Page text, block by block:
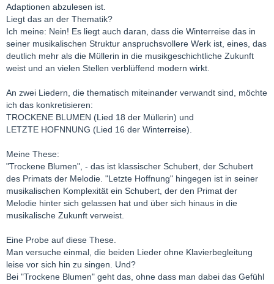
Adaptionen abzulesen ist.
Liegt das an der Thematik?
Ich meine: Nein! Es liegt auch daran, dass die Winterreise das in
seiner musikalischen Struktur anspruchsvollere Werk ist, eines, das
deutlich mehr als die Müllerin in die musikgeschichtliche Zukunft
weist und an vielen Stellen verblüffend modern wirkt.
An zwei Liedern, die thematisch miteinander verwandt sind, möchte
ich das konkretisieren:
TROCKENE BLUMEN (Lied 18 der Müllerin) und
LETZTE HOFNNUNG (Lied 16 der Winterreise).
Meine These:
"Trockene Blumen", - das ist klassischer Schubert, der Schubert
des Primats der Melodie. "Letzte Hoffnung" hingegen ist in seiner
musikalischen Komplexität ein Schubert, der den Primat der
Melodie hinter sich gelassen hat und über sich hinaus in die
musikalische Zukunft verweist.
Eine Probe auf diese These.
Man versuche einmal, die beiden Lieder ohne Klavierbegleitung
leise vor sich hin zu singen. Und?
Bei "Trockene Blumen" geht das, ohne dass man dabei das Gefühl